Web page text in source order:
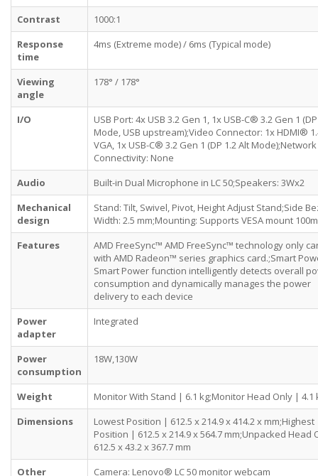
Contrast
1000:1
Response
time
4ms (Extreme mode) / 6ms (Typical mode)
Viewing
angle
178° / 178°
I/O
USB Port: 4x USB 3.2 Gen 1, 1x USB-C® 3.2 Gen 1
Mode, USB upstream);Video Connector: 1x HDMI®
VGA, 1x USB-C® 3.2 Gen 1 (DP 1.2 Alt Mode);Network
Connectivity: None
Audio
Built-in Dual Microphone in LC 50;Speakers: 3Wx2
Mechanical
design
Stand: Tilt, Swivel, Pivot, Height Adjust Stand;Side
Width: 2.5 mm;Mounting: Supports VESA mount
Features
AMD FreeSync™ AMD FreeSync™ technology only
with AMD Radeon™ series graphics card.;Smart
Smart Power function intelligently detects overall
consumption and dynamically manages the power
delivery to each device
Power
adapter
Integrated
Power
consumption
18W,130W
Weight
Monitor With Stand | 6.1 kg;Monitor Head Only | 4.1
Dimensions
Lowest Position | 612.5 x 214.9 x 414.2 x mm;Highest
Position | 612.5 x 214.9 x 564.7 mm;Unpacked Head
612.5 x 43.2 x 367.7 mm
Other
Camera: Lenovo® LC 50 monitor webcam